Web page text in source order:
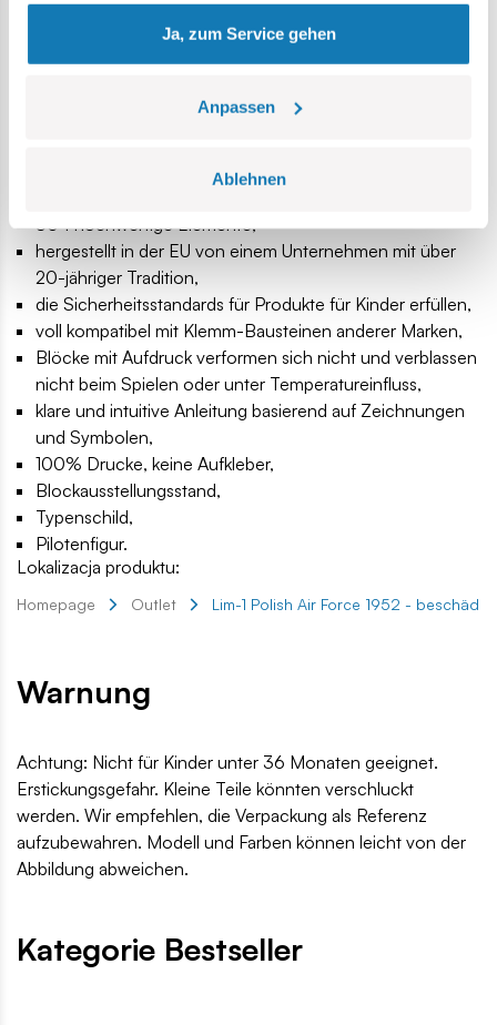
gesammelt haben.
Ja, zum Service gehen
Anpassen
Ablehnen
und der Militärtechnik. Es ist auch eine perfekte Ergänzung
zu den Sammlungen Streitkräfte, Kalter Krieg und
Flugzeug in der sowjetischen Version und die
504 hochwertige Elemente,
hergestellt in der EU von einem Unternehmen mit über
20-jähriger Tradition,
die Sicherheitsstandards für Produkte für Kinder erfüllen,
voll kompatibel mit Klemm-Bausteinen anderer Marken,
Blöcke mit Aufdruck verformen sich nicht und verblassen
nicht beim Spielen oder unter Temperatureinfluss,
klare und intuitive Anleitung basierend auf Zeichnungen
und Symbolen,
100% Drucke, keine Aufkleber,
Blockausstellungsstand,
Typenschild,
Pilotenfigur.
Lokalizacja produktu:
Homepage Outlet Lim-1 Polish Air Force 1952 -
Warnung
Achtung: Nicht für Kinder unter 36 Monaten geeignet.
Erstickungsgefahr. Kleine Teile könnten verschluckt
werden. Wir empfehlen, die Verpackung als Referenz
aufzubewahren. Modell und Farben können leicht von der
Abbildung abweichen.
Kategorie Bestseller